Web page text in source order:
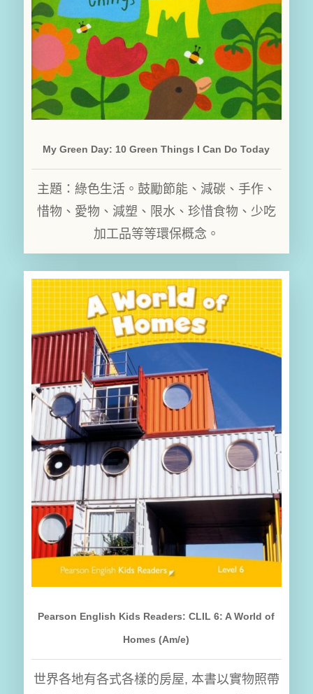
My Green Day: 10 Green Things I Can Do Today
主題：綠色生活。鼓勵節能、減碳、手作、
惜物、愛物、減塑、限水、珍惜食物、少吃
加工品等等環保概念。
Pearson English Kids Readers: CLIL 6: A World of
Homes (Am/e)
世界各地有各式各樣的房屋, 本書以實物照帶